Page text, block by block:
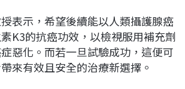
表示，希望後續能以人類攝護腺癌
K3的抗癌功效，以檢視服用補充劑
惡化。而若一旦試驗成功，這便可
來有效且安全的治療新選擇。